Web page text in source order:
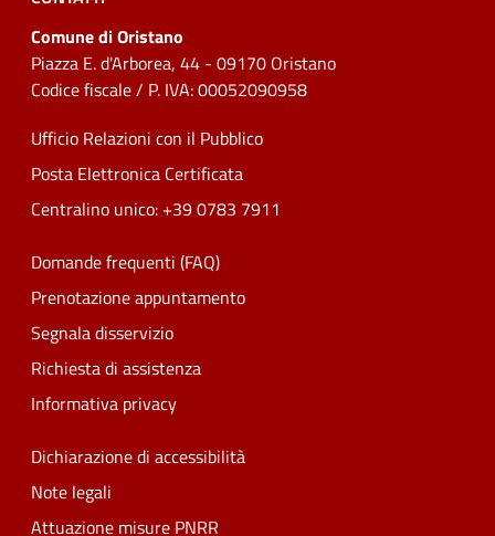
Comune di Oristano
Piazza E. d'Arborea, 44 - 09170 Oristano
Codice fiscale / P. IVA: 00052090958
Ufficio Relazioni con il Pubblico
Posta Elettronica Certificata
Centralino unico: +39 0783 7911
Domande frequenti (FAQ)
Prenotazione appuntamento
Segnala disservizio
Richiesta di assistenza
Informativa privacy
Dichiarazione di accessibilità
Note legali
Attuazione misure PNRR